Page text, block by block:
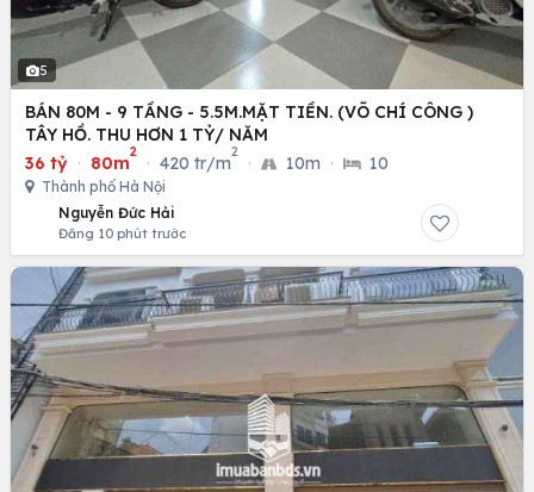
5
BÁN 80M - 9 TẦNG - 5.5M.MẶT TIỀN. (VÕ CHÍ CÔNG )
TÂY HỒ. THU HƠN 1 TỶ/ NĂM
36 tỷ · 80m
2
· 420 tr/m
2
· 10m · 10
Thành phố Hà Nội
Nguyễn Đức Hải
Đăng 10 phút trước